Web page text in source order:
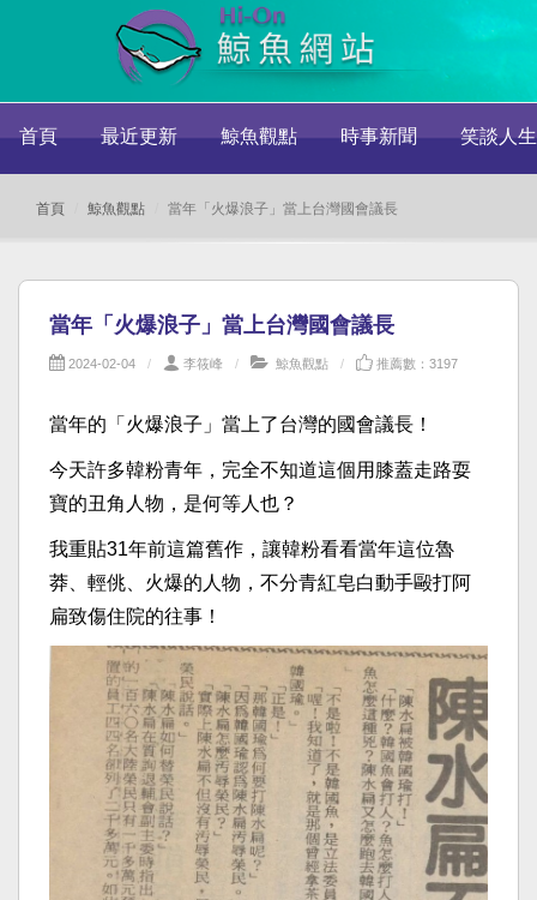
首頁 最近更新 鯨魚觀點 時事新聞 笑談人生
首頁 鯨魚觀點 當年「火爆浪子」當上台灣國會議長
當年「火爆浪子」當上台灣國會議長
2024-02-04 李筱峰 鯨魚觀點 推薦數：3197
當年的「火爆浪子」當上了台灣的國會議長！
今天許多韓粉青年，完全不知道這個用膝蓋走路耍
寶的丑角人物，是何等人也？
我重貼31年前這篇舊作，讓韓粉看看當年這位魯
莽、輕佻、火爆的人物，不分青紅皂白動手毆打阿
扁致傷住院的往事！